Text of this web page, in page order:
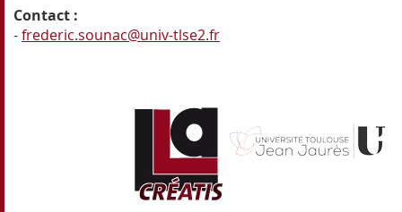
Contact :
-frederic.sounac@univ-tlse2.fr